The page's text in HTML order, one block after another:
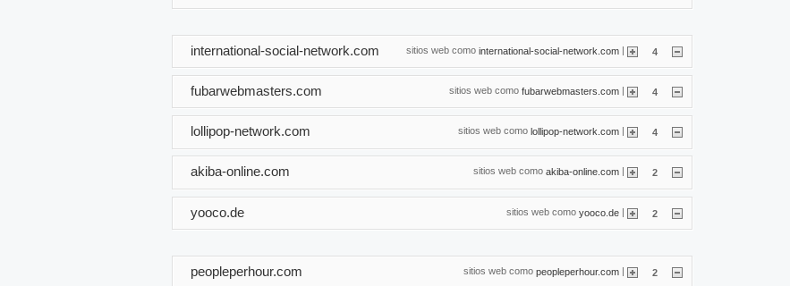
sitios web como international-social-network.com | 4
international-social-network.com
sitios web como fubarwebmasters.com | 4
fubarwebmasters.com
sitios web como lollipop-network.com 4
lollipop-network.com
sitios web como akiba-online.com 2
akiba-online.com
sitios web como yooco.de | 2
yooco.de
sitios web como peopleperhour.com | 2
peopleperhour.com